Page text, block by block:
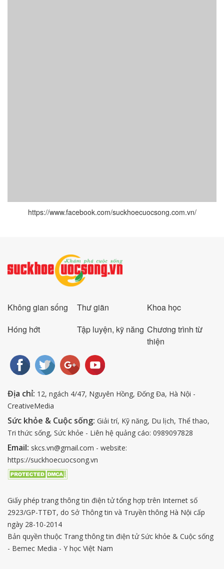
https://www.facebook.com/suckhoecuocsong.com.vn/
Không gian sống Thư giãn
Khoa học
Hóng hớt
Tập luyện, kỹ năng Chương trình từ
thiện
Địa chỉ: 12, ngách 4/47, Nguyên Hồng, Đống Đa, Hà Nội -
CreativeMedia
Sức khỏe & Cuộc sống: Giải trí, Kỹ năng, Du lịch, Thể thao,
Tri thức sống, Sức khỏe - Liên hệ quảng cáo: 0989097828
Email: skcs.vn@gmail.com - website:
https://suckhoecuocsong.vn
Giấy phép trang thông tin điện tử tổng hợp trên Internet số
2923/GP-TTĐT, do Sở Thông tin và Truyền thông Hà Nội cấp
ngày 28-10-2014
Bản quyền thuộc Trang thông tin điện tử Sức khỏe & Cuộc sống
- Bemec Media - Y học Việt Nam